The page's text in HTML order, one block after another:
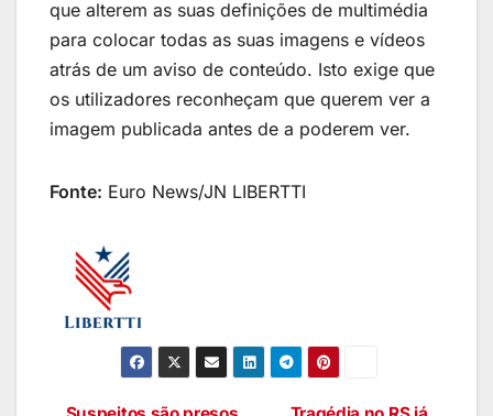
que alterem as suas definições de multimédia
para colocar todas as suas imagens e vídeos
atrás de um aviso de conteúdo. Isto exige que
os utilizadores reconheçam que querem ver a
imagem publicada antes de a poderem ver.
Fonte: Euro News/JN LIBERTTI